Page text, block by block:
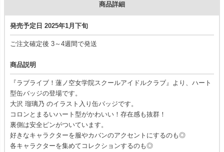
商品詳細
発売予定日 2025年1月下旬
ご注文確定後 3～4週間で発送
商品説明
『ラブライブ！蓮ノ空女学院スクールアイドルクラブ』より、ハート
型缶バッジの登場です。
大沢 瑠璃乃 のイラスト入り缶バッジです。
コロンとまるいハート型がかわいい！存在感も抜群！
裏側は安全ピンがついています。
好きなキャラクターを服やカバンのアクセントにするのも◎
各キャラクターを集めてコレクションするのも◎